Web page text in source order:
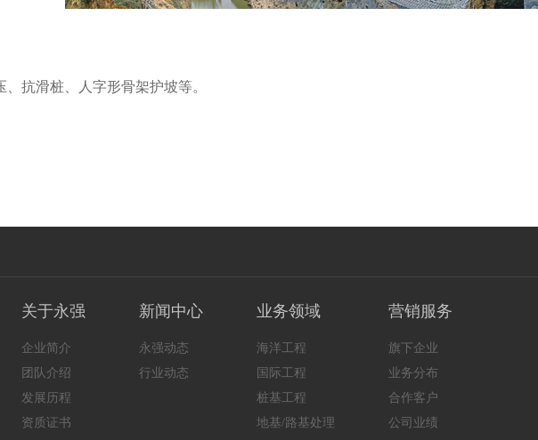
抗滑桩、人字形骨架护坡等。
关于永强
企业简介
团队介绍
发展历程
资质证书
新闻中心
永强动态
行业动态
业务领域
海洋工程
国际工程
桩基工程
地基/路基处理
营销服务
旗下企业
业务分布
合作客户
公司业绩